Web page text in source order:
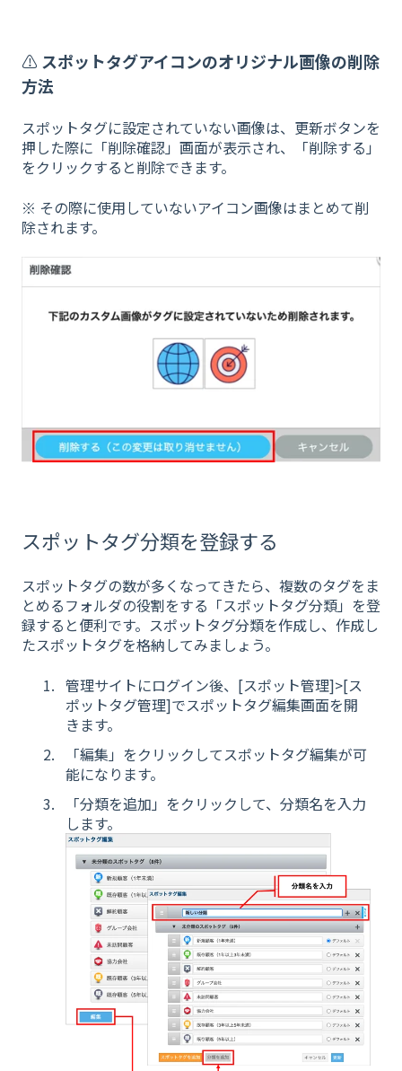
⚠️ スポットタグアイコンのオリジナル画像の削除
方法
スポットタグに設定されていない画像は、更新ボタンを
押した際に「削除確認」画面が表示され、「削除する」
をクリックすると削除できます。
※ その際に使用していないアイコン画像はまとめて削
除されます。
スポットタグ分類を登録する
スポットタグの数が多くなってきたら、複数のタグをま
とめるフォルダの役割をする「スポットタグ分類」を登
録すると便利です。スポットタグ分類を作成し、作成し
たスポットタグを格納してみましょう。
管理サイトにログイン後、[スポット管理]>[ス
ポットタグ管理]でスポットタグ編集画面を開
きます。
「編集」をクリックしてスポットタグ編集が可
能になります。
「分類を追加」をクリックして、分類名を入力
します。